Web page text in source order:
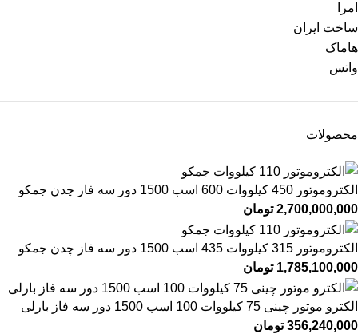
امرا
ساخت ایران
هاماک
واتس
محصولات
الکتروموتور 450 کیلووات 600 اسب 1500 دور سه فاز چدن جمکو
2,700,000,000 تومان
الکتروموتور 315 کیلووات 435 اسب 1500 دور سه فاز چدن جمکو
1,785,100,000 تومان
الکترو موتور چینی 75 کیلووات 100 اسب 1500 دور سه فاز بارلی
356,240,000 تومان